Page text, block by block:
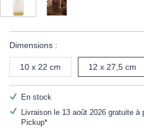
Dimensions :
10 x 22 cm 12 x 27,5 cm
En stock
Livraison le 13 août 2026 gratuite à
Pickup*